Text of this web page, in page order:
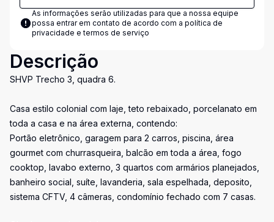
As informações serão utilizadas para que a nossa equipe
possa entrar em contato de acordo com a política de
privacidade e termos de serviço
Descrição
SHVP Trecho 3, quadra 6.
Casa estilo colonial com laje, teto rebaixado, porcelanato em
toda a casa e na área externa, contendo:
Portão eletrônico, garagem para 2 carros, piscina, área
gourmet com churrasqueira, balcão em toda a área, fogo
cooktop, lavabo externo, 3 quartos com armários planejados,
banheiro social, suíte, lavanderia, sala espelhada, deposito,
sistema CFTV, 4 câmeras, condomínio fechado com 7 casas.